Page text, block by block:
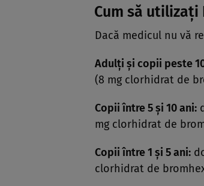
Cum să utilizaţi
Dacă medicul nu vă
Adulţi şi copii peste
(8 mg clorhidrat de
Copii între 5 şi 10 ani:
mg clorhidrat de
Copii între 1 şi 5 ani:
clorhidrat de